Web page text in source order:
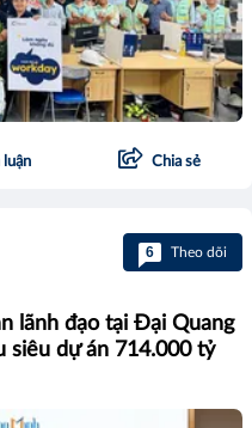
luận Chia sẻ
6 Theo dõi
lãnh đạo tại Đại Quang
siêu dự án 714.000 tỷ